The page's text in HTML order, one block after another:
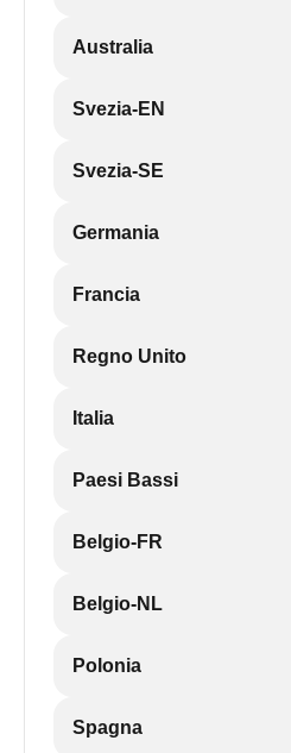
Australia
Svezia-EN
Svezia-SE
Germania
Francia
Regno Unito
Italia
Paesi Bassi
Belgio-FR
Belgio-NL
Polonia
Spagna